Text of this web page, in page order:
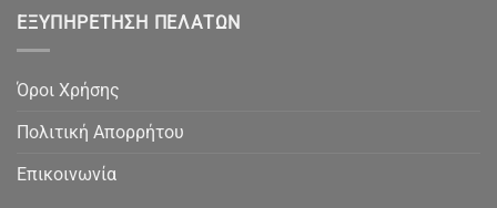
ΕΞΥΠΗΡΈΤΗΣΗ ΠΕΛΑΤΏΝ
Όροι Χρήσης
Πολιτική Απορρήτου
Επικοινωνία